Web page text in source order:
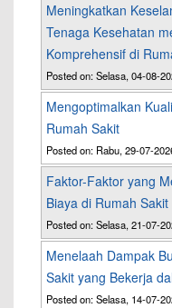
Meningkatkan
Tenaga Kesehatan
Komprehensif di
Posted on: Selasa, 04-08-
Mengoptimalkan
Rumah Sakit
Posted on: Rabu, 29-07-
Faktor-Faktor yang
Biaya di Rumah Sakit
Posted on: Selasa, 21-07-
Menelaah Dampak
Sakit yang Bekerja
Posted on: Selasa, 14-07-